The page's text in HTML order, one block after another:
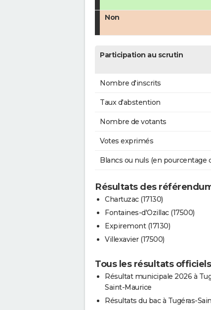
Non
Participation au scrutin
Nombre d'inscrits
Taux d'abstention
Nombre de votants
Votes exprimés
Blancs ou nuls (en pourcentage
Résultats des
Chartuzac (17130)
Fontaines-d'Ozillac (17500)
Expiremont (17130)
Villexavier (17500)
Tous les résultats
Résultat municipale 2026 à
Saint-Maurice
Résultats du bac à Tugéras-